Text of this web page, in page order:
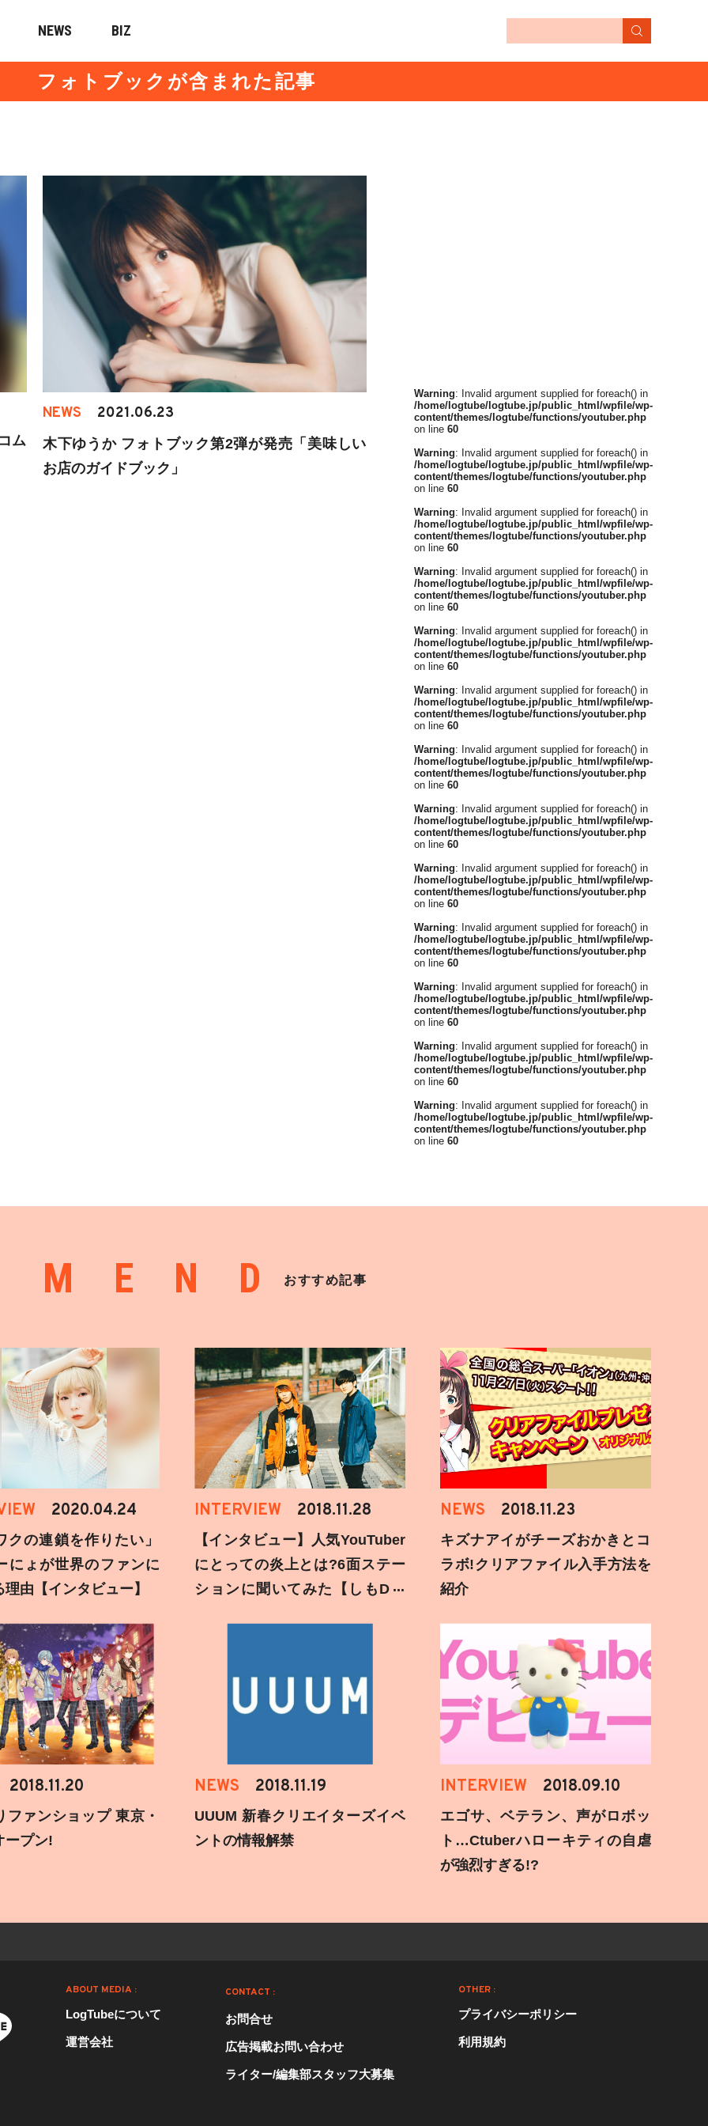
NEWS BIZ
フォトブックが含まれた記事
ム
NEWS 2021.06.23
木下ゆうか フォトブック第2弾が発売「美味しい
お店のガイドブック」
Warning: Invalid argument supplied for foreach() in
/home/logtube/logtube.jp/public_html/wpfile/wp-
content/themes/logtube/functions/youtuber.php
on line 60
Warning: Invalid argument supplied for foreach() in
/home/logtube/logtube.jp/public_html/wpfile/wp-
content/themes/logtube/functions/youtuber.php
on line 60
Warning: Invalid argument supplied for foreach() in
/home/logtube/logtube.jp/public_html/wpfile/wp-
content/themes/logtube/functions/youtuber.php
on line 60
Warning: Invalid argument supplied for foreach() in
/home/logtube/logtube.jp/public_html/wpfile/wp-
content/themes/logtube/functions/youtuber.php
on line 60
Warning: Invalid argument supplied for foreach() in
/home/logtube/logtube.jp/public_html/wpfile/wp-
content/themes/logtube/functions/youtuber.php
on line 60
Warning: Invalid argument supplied for foreach() in
/home/logtube/logtube.jp/public_html/wpfile/wp-
content/themes/logtube/functions/youtuber.php
on line 60
Warning: Invalid argument supplied for foreach() in
/home/logtube/logtube.jp/public_html/wpfile/wp-
content/themes/logtube/functions/youtuber.php
on line 60
Warning: Invalid argument supplied for foreach() in
/home/logtube/logtube.jp/public_html/wpfile/wp-
content/themes/logtube/functions/youtuber.php
on line 60
Warning: Invalid argument supplied for foreach() in
/home/logtube/logtube.jp/public_html/wpfile/wp-
content/themes/logtube/functions/youtuber.php
on line 60
Warning: Invalid argument supplied for foreach() in
/home/logtube/logtube.jp/public_html/wpfile/wp-
content/themes/logtube/functions/youtuber.php
on line 60
Warning: Invalid argument supplied for foreach() in
/home/logtube/logtube.jp/public_html/wpfile/wp-
content/themes/logtube/functions/youtuber.php
on line 60
Warning: Invalid argument supplied for foreach() in
/home/logtube/logtube.jp/public_html/wpfile/wp-
content/themes/logtube/functions/youtuber.php
on line 60
Warning: Invalid argument supplied for foreach() in
/home/logtube/logtube.jp/public_html/wpfile/wp-
content/themes/logtube/functions/youtuber.php
on line 60
おすすめ記事
2020.04.24
クの連鎖を作りたい」
にょが世界のファンに
由【インタビュー】
INTERVIEW 2018.11.28
【インタビュー】人気YouTuber
にとっての炎上とは?6面ステー
ションに聞いてみた【しもD遅
NEWS 2018.11.23
キズナアイがチーズおかきとコ
ラボ!クリアファイル入手方法を
紹介
2018.11.20
ファンショップ 東京・
ープン!
NEWS 2018.11.19
UUUM 新春クリエイターズイベ
ントの情報解禁
INTERVIEW 2018.09.10
エゴサ、ベテラン、声がロボッ
ト…Ctuberハローキティの自虐
が強烈すぎる!?
ABOUT MEDIA :
LogTubeについて
運営会社
CONTACT :
お問合せ
広告掲載お問い合わせ
ライター/編集部スタッフ大募集
OTHER :
プライバシーポリシー
利用規約